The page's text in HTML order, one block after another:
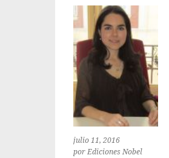
julio 11, 2016
por Ediciones Nobel